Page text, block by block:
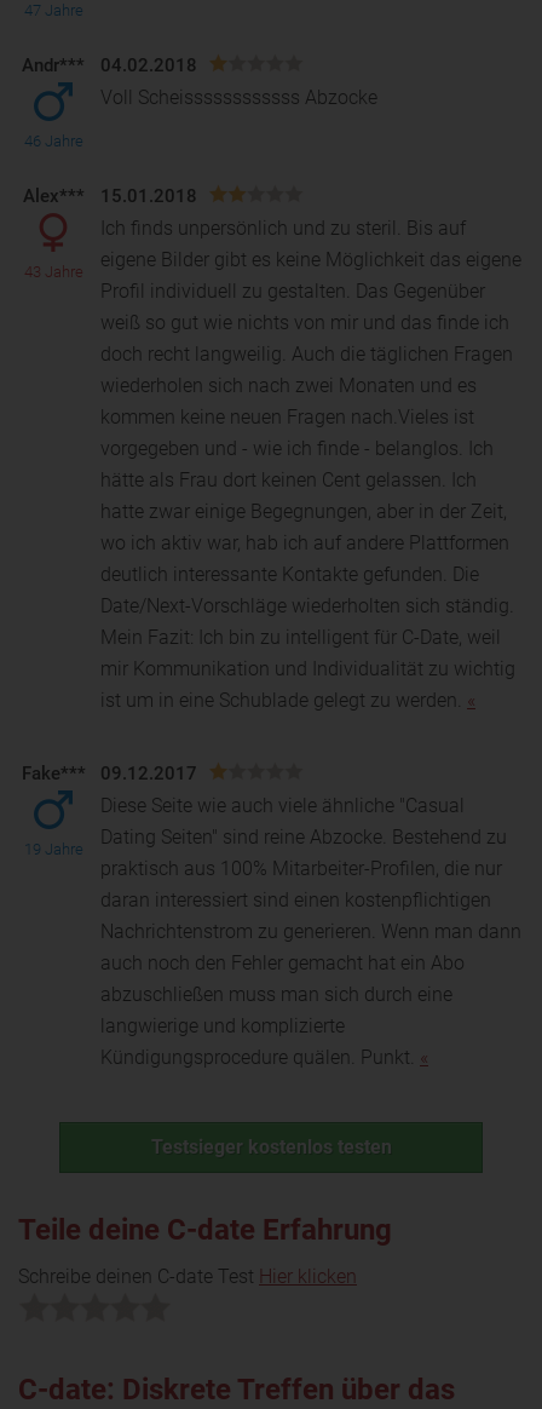
47 Jahre
Andr***
46 Jahre
04.02.2018
Voll Scheissssssssssss Abzocke
Alex***
43 Jahre
15.01.2018
Ich finds unpersönlich und zu steril. Bis auf
eigene Bilder gibt es keine Möglichkeit das eigene
Profil individuell zu gestalten. Das Gegenüber
weiß so gut wie nichts von mir und das finde ich
doch recht langweilig. Auch die täglichen Fragen
wiederholen sich nach zwei Monaten und es
kommen keine neuen Fragen nach.Vieles ist
vorgegeben und - wie ich finde - belanglos. Ich
hätte als Frau dort keinen Cent gelassen. Ich
hatte zwar einige Begegnungen, aber in der Zeit,
wo ich aktiv war, hab ich auf andere Plattformen
deutlich interessante Kontakte gefunden. Die
Date/Next-Vorschläge wiederholten sich ständig.
Mein Fazit: Ich bin zu intelligent für C-Date, weil
mir Kommunikation und Individualität zu wichtig
ist um in eine Schublade gelegt zu werden. «
Fake***
19 Jahre
09.12.2017
Diese Seite wie auch viele ähnliche "Casual
Dating Seiten" sind reine Abzocke. Bestehend zu
praktisch aus 100% Mitarbeiter-Profilen, die nur
daran interessiert sind einen kostenpflichtigen
Nachrichtenstrom zu generieren. Wenn man dann
auch noch den Fehler gemacht hat ein Abo
abzuschließen muss man sich durch eine
langwierige und komplizierte
Kündigungsprocedure quälen. Punkt. «
Testsieger kostenlos testen
Teile deine C-date Erfahrung
Schreibe deinen C-date Test Hier klicken
C-date: Diskrete Treffen über das